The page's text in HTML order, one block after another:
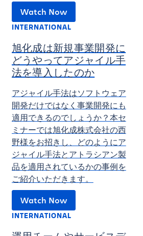
Watch Now
INTERNATIONAL
旭化成は新規事業開発に
どうやってアジャイル手
法を導入したのか
アジャイル手法はソフトウェア
開発だけではなく事業開発にも
適用できるのでしょうか？本セ
ミナーでは旭化成株式会社の⻄
野様をお招きし、どのようにア
ジャイル手法とアトラシアン製
品を適用されているかの事例を
ご紹介いただきます。
Watch Now
INTERNATIONAL